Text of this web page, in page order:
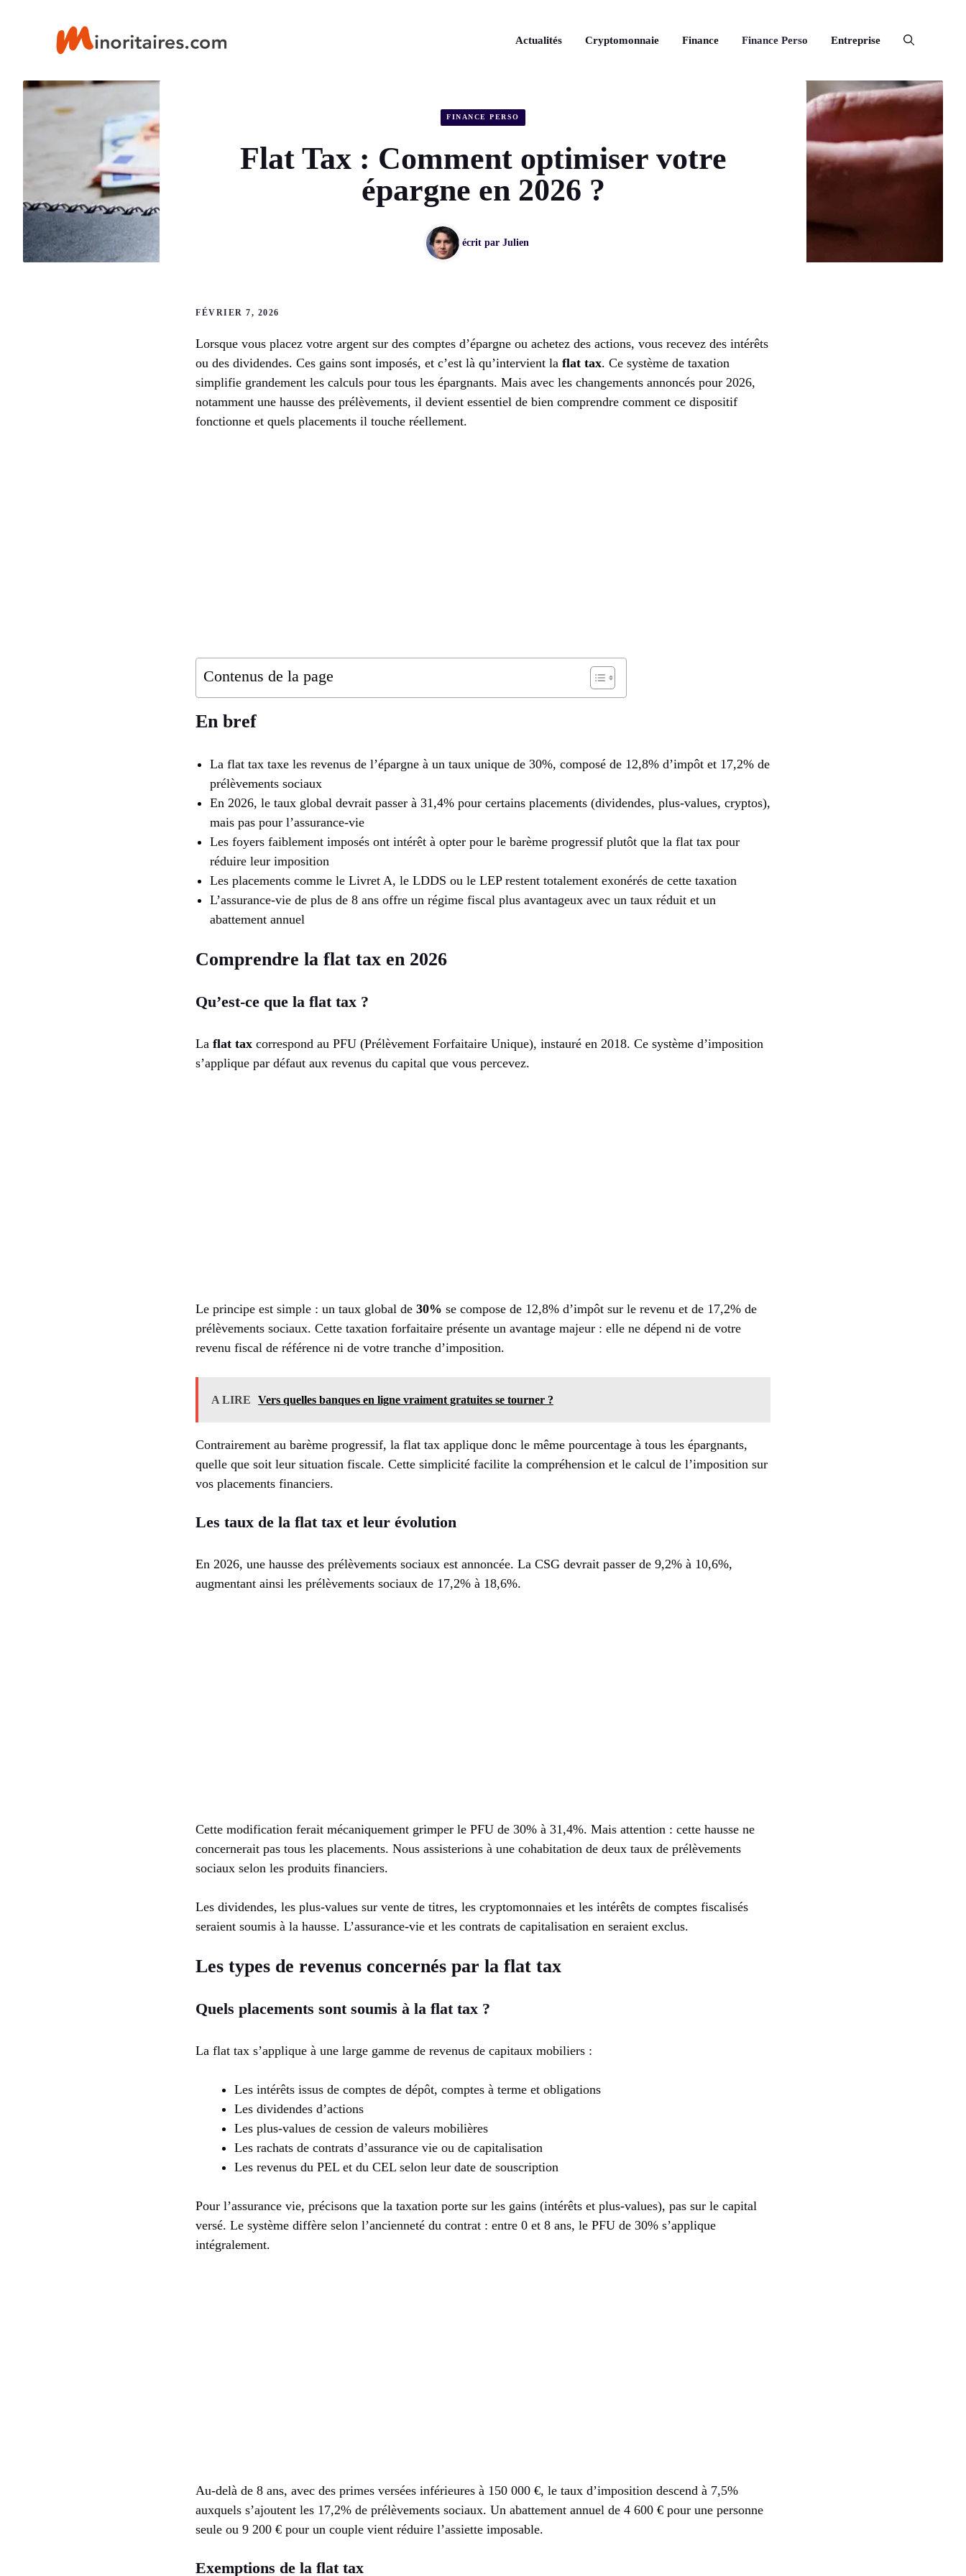
Actualités Cryptomonnaie Finance Finance Perso Entreprise
FINANCE PERSO
Flat Tax : Comment optimiser votre
épargne en 2026 ?
écrit par Julien
FÉVRIER 7, 2026
Lorsque vous placez votre argent sur des comptes d’épargne ou achetez des actions, vous recevez des intérêts
ou des dividendes. Ces gains sont imposés, et c’est là qu’intervient la flat tax. Ce système de taxation
simplifie grandement les calculs pour tous les épargnants. Mais avec les changements annoncés pour 2026,
notamment une hausse des prélèvements, il devient essentiel de bien comprendre comment ce dispositif
fonctionne et quels placements il touche réellement.
Contenus de la page
En bref
La flat tax taxe les revenus de l’épargne à un taux unique de 30%, composé de 12,8% d’impôt et 17,2% de
prélèvements sociaux
En 2026, le taux global devrait passer à 31,4% pour certains placements (dividendes, plus-values, cryptos),
mais pas pour l’assurance-vie
Les foyers faiblement imposés ont intérêt à opter pour le barème progressif plutôt que la flat tax pour
réduire leur imposition
Les placements comme le Livret A, le LDDS ou le LEP restent totalement exonérés de cette taxation
L’assurance-vie de plus de 8 ans offre un régime fiscal plus avantageux avec un taux réduit et un
abattement annuel
Comprendre la flat tax en 2026
Qu’est-ce que la flat tax ?
La flat tax correspond au PFU (Prélèvement Forfaitaire Unique), instauré en 2018. Ce système d’imposition
s’applique par défaut aux revenus du capital que vous percevez.
Le principe est simple : un taux global de 30% se compose de 12,8% d’impôt sur le revenu et de 17,2% de
prélèvements sociaux. Cette taxation forfaitaire présente un avantage majeur : elle ne dépend ni de votre
revenu fiscal de référence ni de votre tranche d’imposition.
A LIRE Vers quelles banques en ligne vraiment gratuites se tourner ?
Contrairement au barème progressif, la flat tax applique donc le même pourcentage à tous les épargnants,
quelle que soit leur situation fiscale. Cette simplicité facilite la compréhension et le calcul de l’imposition sur
vos placements financiers.
Les taux de la flat tax et leur évolution
En 2026, une hausse des prélèvements sociaux est annoncée. La CSG devrait passer de 9,2% à 10,6%,
augmentant ainsi les prélèvements sociaux de 17,2% à 18,6%.
Cette modification ferait mécaniquement grimper le PFU de 30% à 31,4%. Mais attention : cette hausse ne
concernerait pas tous les placements. Nous assisterions à une cohabitation de deux taux de prélèvements
sociaux selon les produits financiers.
Les dividendes, les plus-values sur vente de titres, les cryptomonnaies et les intérêts de comptes fiscalisés
seraient soumis à la hausse. L’assurance-vie et les contrats de capitalisation en seraient exclus.
Les types de revenus concernés par la flat tax
Quels placements sont soumis à la flat tax ?
La flat tax s’applique à une large gamme de revenus de capitaux mobiliers :
Les intérêts issus de comptes de dépôt, comptes à terme et obligations
Les dividendes d’actions
Les plus-values de cession de valeurs mobilières
Les rachats de contrats d’assurance vie ou de capitalisation
Les revenus du PEL et du CEL selon leur date de souscription
Pour l’assurance vie, précisons que la taxation porte sur les gains (intérêts et plus-values), pas sur le capital
versé. Le système diffère selon l’ancienneté du contrat : entre 0 et 8 ans, le PFU de 30% s’applique
intégralement.
Au-delà de 8 ans, avec des primes versées inférieures à 150 000 €, le taux d’imposition descend à 7,5%
auxquels s’ajoutent les 17,2% de prélèvements sociaux. Un abattement annuel de 4 600 € pour une personne
seule ou 9 200 € pour un couple vient réduire l’assiette imposable.
Exemptions de la flat tax